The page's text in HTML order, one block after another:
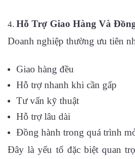
Hỗ Trợ Giao Hàng Và
Doanh nghiệp thường ưu tiên
Giao hàng đều
Hỗ trợ nhanh khi cần gấp
Tư vấn kỹ thuật
Hỗ trợ lâu dài
Đồng hành trong quá trình
Đây là yếu tố đặc biệt quan